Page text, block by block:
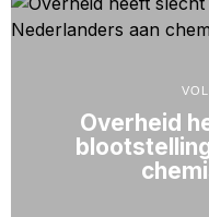
Overheid